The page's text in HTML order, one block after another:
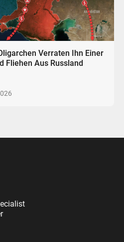
Verraten Ihn Einer
Fliehen Aus Russland